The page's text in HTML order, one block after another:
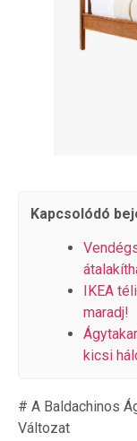
Kapcsolódó
IKEA
maradj!
kicsi
# A Baldachinos
Változat